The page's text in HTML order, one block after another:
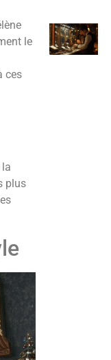
le
ces
plus